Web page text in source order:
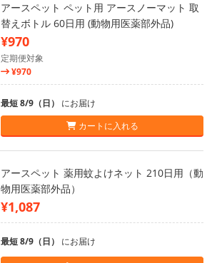
アースペット ペット用 アースノーマット 取
替えボトル 60日用 (動物用医薬部外品)
¥970
定期便対象
¥970
最短 8/9（日） にお届け
カートに入れる
アースペット 薬用蚊よけネット 210日用（動
物用医薬部外品）
¥1,087
最短 8/9（日） にお届け